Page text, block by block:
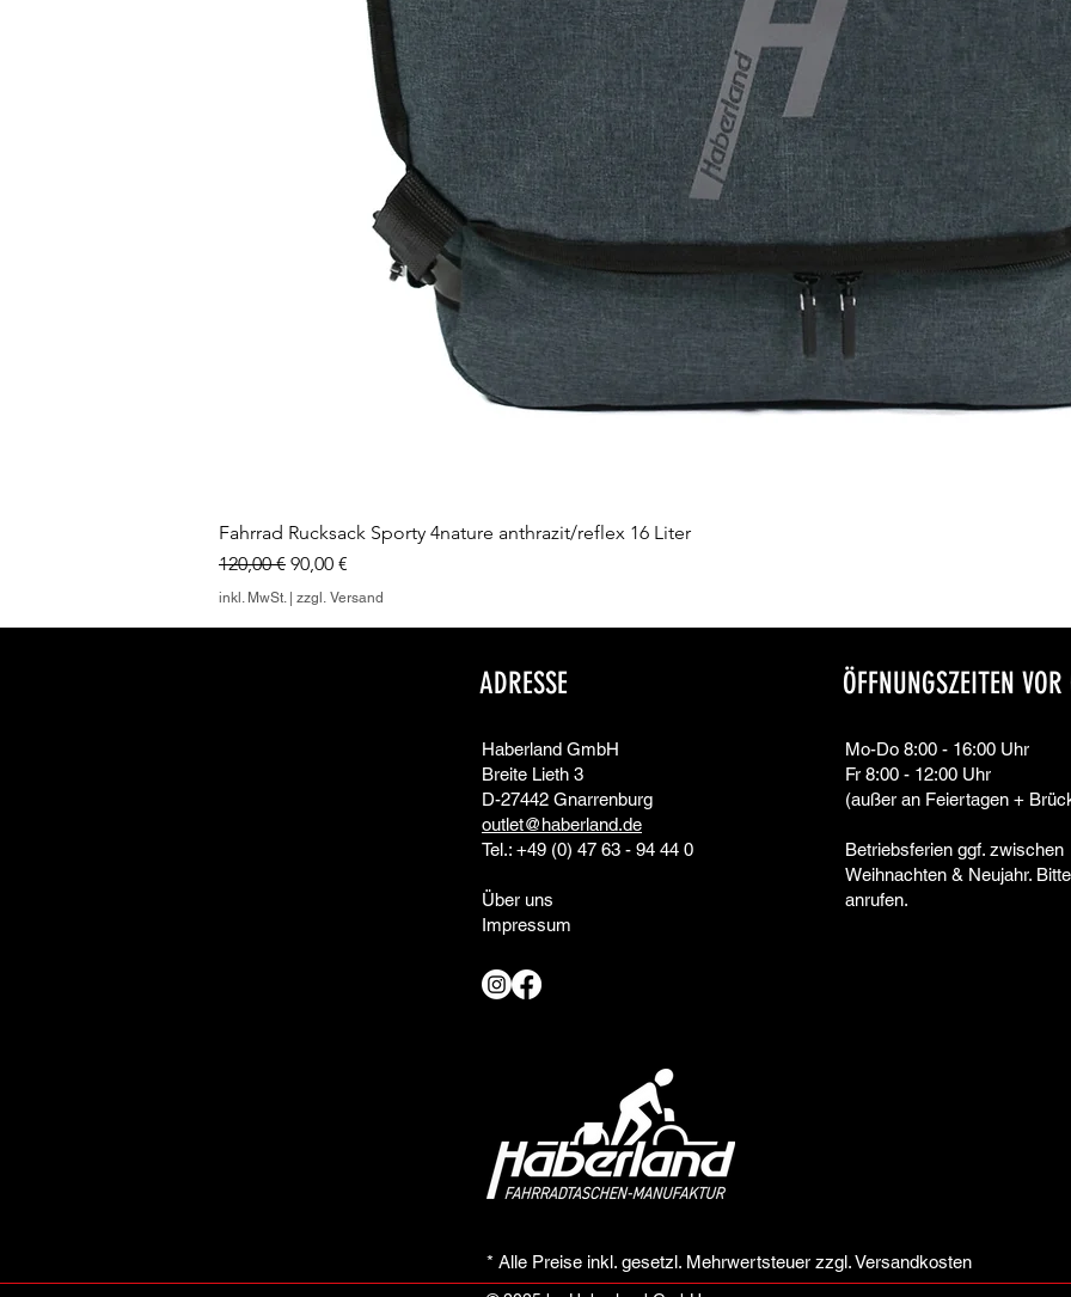
Fahrrad Rucksack Sporty 4nature anthrazit/reflex 16 Liter
Standardpreis
120,00 € Sale-Preis
90,00 €
inkl. MwSt.| zzgl. Versand
ADRESSE
Haberland GmbH
Breite Lieth 3
D-27442 Gnarrenburg
outlet@haberland.de
Tel.: +49 (0) 47 63 - 94 44 0
Über uns
Impressum
ÖFFNUNGSZEITEN
Mo-Do 8:00 - 16:00 Uhr
Fr 8:00 - 12:00 Uhr
(außer an Feiertagen +
Betriebsferien ggf. zwischen
Weihnachten & Neujahr.
anrufen.
* Alle Preise inkl. gesetzl. Mehrwertsteuer zzgl. Versandkosten